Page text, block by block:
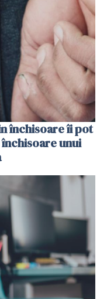
închisoare îi pot
unui